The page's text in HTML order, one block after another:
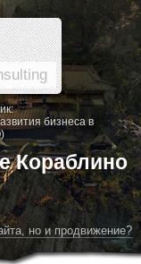
бизнеса в
Кораблино
но и продвижение?